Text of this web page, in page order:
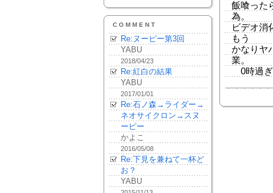
COMMENT
Re:ヌーピー第3回
YABU
2018/04/23
Re:紅白の結果
YABU
2017/01/01
Re:石ノ森→ライダー→
ネオサイクロン→スヌ
ーピー
かよこ
2016/05/08
Re:下見を兼ねて一杯ど
お？
YABU
飯喰った
為。
ビデオ消
もう
かなりヤ
業。
0時過ぎ